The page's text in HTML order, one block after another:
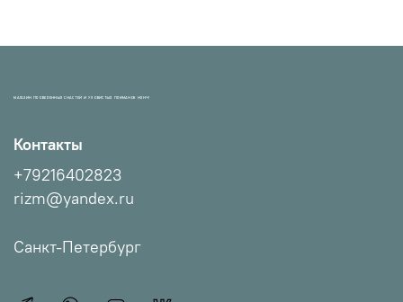
МАГАЗИН ПРОВЕРЕННЫХ СНАСТЕЙ И УЛОВИСТЫХ ПРИМАНОК НХНЧ!
Контакты
+79216402823
rizm@yandex.ru
Санкт-Петербург